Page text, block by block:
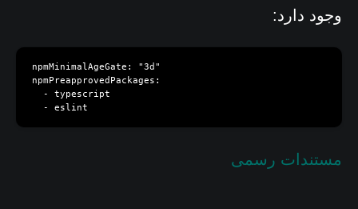
وجود دارد:
npmMinimalAgeGate: "3d"
npmPreapprovedPackages:
  - typescript
  - eslint
مستندات رسمی